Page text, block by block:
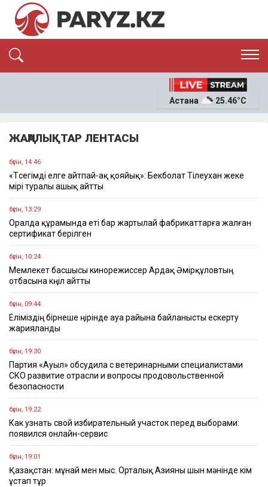
ЭКОНОМИКА
ОҚИҒА
Астана 25.46°C
ЖАҢАЛЫҚТАР ЛЕНТАСЫ
бүгін, 14:46
«Төсегімді елге айтпай-ақ қояйық»: Бекболат Тілеухан жеке
өмірі туралы ашық айтты
бүгін, 13:29
Оралда құрамында еті бар жартылай фабрикаттарға жалған
сертификат берілген
бүгін, 10:24
Мемлекет басшысы кинорежиссер Ардақ Әмірқұловтың
отбасына көңіл айтты
бүгін, 09:44
Еліміздің бірнеше өңірінде ауа райына байланысты ескерту
жарияланды
бүгін, 19:30
Партия «Ауыл» обсудила с ветеринарными специалистами
СКО развитие отрасли и вопросы продовольственной
безопасности
бүгін, 19:22
Как узнать свой избирательный участок перед выборами:
появился онлайн-сервис
бүгін, 19:01
Қазақстан: мұнай мен мыс. Орталық Азияны шын мәнінде кім
ұстап тұр